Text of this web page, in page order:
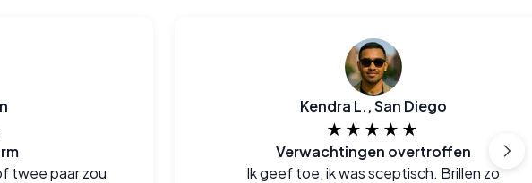
twee paar zou
Kendra L., San Diego
★★★★★
Verwachtingen overtroffen
Ik geef toe, ik was sceptisch. Brillen zo